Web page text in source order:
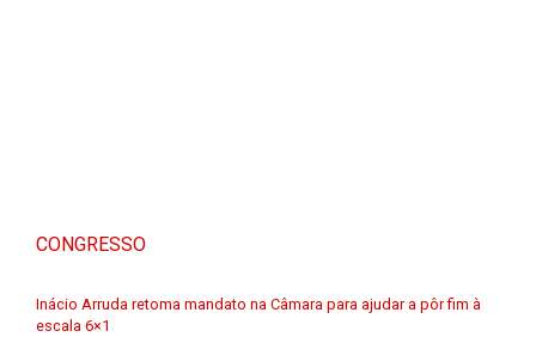
CONGRESSO
Inácio Arruda retoma mandato na Câmara para ajudar a pôr fim à
escala 6×1